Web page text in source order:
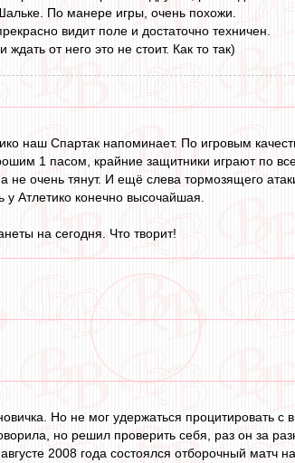
По манере игры, очень похожи.
видит поле и достаточно техничен.
от него это не стоит. Как то так)
наш Спартак напоминает. По игровым
1 пасом, крайние защитники играют по
очень тянут. И ещё слева тормозящего
у Атлетико конечно высочайшая.
на сегодня. Что творит!
Но не мог удержаться процитировать с
но решил проверить себя, раз он за
2008 года состоялся отборочный матч